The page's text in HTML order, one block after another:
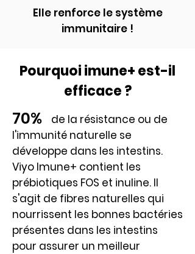
Elle renforce le système
immunitaire !
Pourquoi imune+ est-il
efficace ?
de la résistance ou de
l'immunité naturelle se
développe dans les intestins.
Viyo Imune+ contient les
prébiotiques FOS et inuline. Il
s'agit de fibres naturelles qui
nourrissent les bonnes bactéries
présentes dans les intestins
pour assurer un meilleur
70%